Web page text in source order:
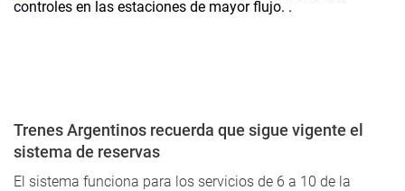
Trenes Argentinos recuerda que sigue vigente el
sistema de reservas
El sistema funciona para los servicios de 6 a 10 de la